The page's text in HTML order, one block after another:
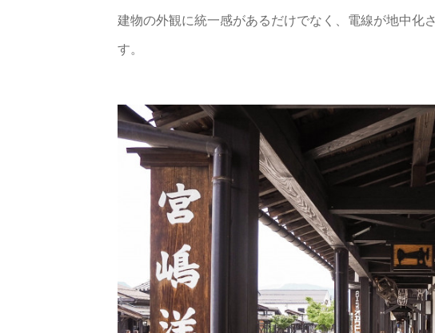
建物の外観に統一感があるだけでなく、電線が地中化
す。